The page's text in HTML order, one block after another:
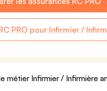
PRO pour Infirmier /
métier Infirmier / Infirmière